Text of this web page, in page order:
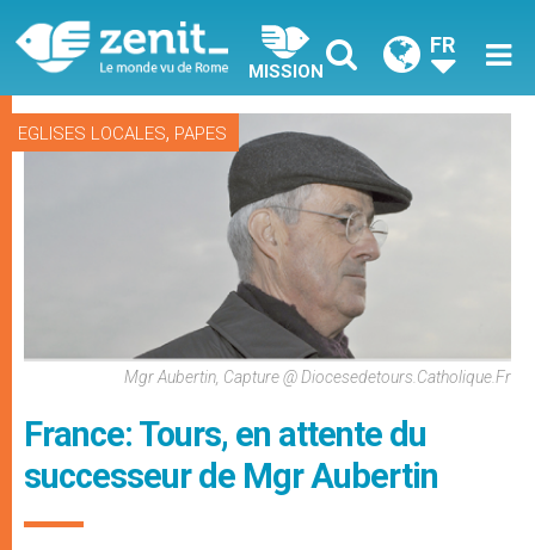
MISSION
FR
EGLISES LOCALES, PAPES
Mgr Aubertin, Capture @ Diocesedetours.catholique.fr
France: Tours, en attente du
successeur de Mgr Aubertin